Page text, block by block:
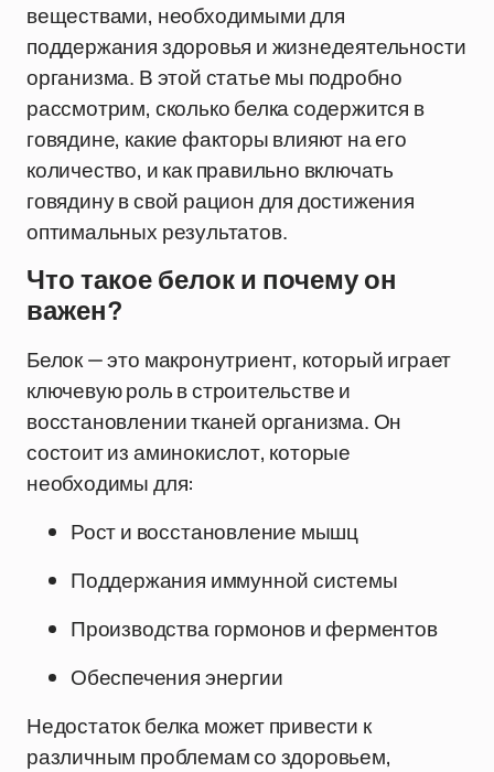
веществами, необходимыми для
поддержания здоровья и жизнедеятельности
организма. В этой статье мы подробно
рассмотрим, сколько белка содержится в
говядине, какие факторы влияют на его
количество, и как правильно включать
говядину в свой рацион для достижения
оптимальных результатов.
Что такое белок и почему он
важен?
Белок — это макронутриент, который играет
ключевую роль в строительстве и
восстановлении тканей организма. Он
состоит из аминокислот, которые
необходимы для:
Рост и восстановление мышц
Поддержания иммунной системы
Производства гормонов и ферментов
Обеспечения энергии
Недостаток белка может привести к
различным проблемам со здоровьем,